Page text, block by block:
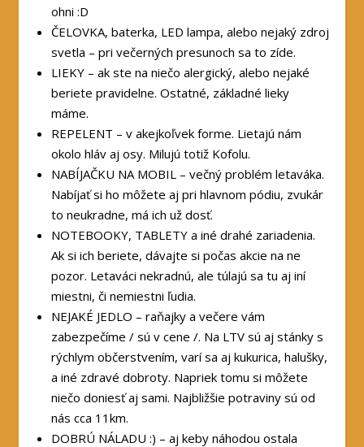
ohni :D
ČELOVKA, baterka, LED lampa, alebo nejaký zdroj
svetla – pri večerných presunoch sa to zíde.
LIEKY – ak ste na niečo alergický, alebo nejaké
beriete pravidelne. Ostatné, základné lieky
máme.
REPELENT – v akejkoľvek forme. Lietajú nám
okolo hláv aj osy. Milujú totiž Kofolu.
NABÍJAČKU NA MOBIL – večný problém letaváka.
Nabíjať si ho môžete aj pri hlavnom pódiu, zvukár
to neukradne, má ich už dosť.
NOTEBOOKY, TABLETY a iné drahé zariadenia.
Ak si ich beriete, dávajte si počas akcie na ne
pozor. Letaváci nekradnú, ale túlajú sa tu aj iní
miestni, či nemiestni ľudia.
NEJAKÉ JEDLO – raňajky a večere vám
zabezpečíme / sú v cene /. Na LTV sú aj stánky s
rýchlym občerstvením, varí sa aj kukurica, halušky,
a iné zdravé dobroty. Napriek tomu si môžete
niečo doniesť aj sami. Najbližšie potraviny sú od
nás cca 11km.
DOBRÚ NÁLADU :) – aj keby náhodou ostala